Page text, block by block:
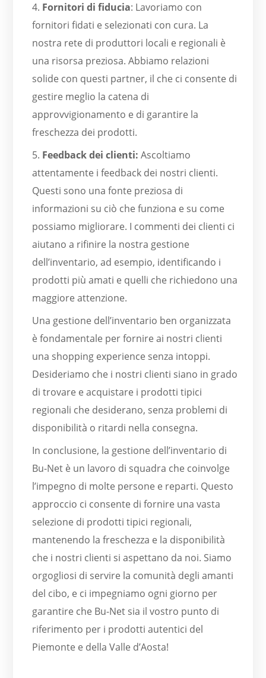
4. Fornitori di fiducia: Lavoriamo con
fornitori fidati e selezionati con cura. La
nostra rete di produttori locali e regionali è
una risorsa preziosa. Abbiamo relazioni
solide con questi partner, il che ci consente di
gestire meglio la catena di
approvvigionamento e di garantire la
freschezza dei prodotti.
5. Feedback dei clienti:Ascoltiamo
attentamente i feedback dei nostri clienti.
Questi sono una fonte preziosa di
informazioni su ciò che funziona e su come
possiamo migliorare. I commenti dei clienti ci
aiutano a rifinire la nostra gestione
dell’inventario, ad esempio, identificando i
prodotti più amati e quelli che richiedono una
maggiore attenzione.
Una gestione dell’inventario ben organizzata
è fondamentale per fornire ai nostri clienti
una shopping experience senza intoppi.
Desideriamo che i nostri clienti siano in grado
di trovare e acquistare i prodotti tipici
regionali che desiderano, senza problemi di
disponibilità o ritardi nella consegna.
In conclusione, la gestione dell’inventario di
Bu-Net è un lavoro di squadra che coinvolge
l’impegno di molte persone e reparti. Questo
approccio ci consente di fornire una vasta
selezione di prodotti tipici regionali,
mantenendo la freschezza e la disponibilità
che i nostri clienti si aspettano da noi. Siamo
orgogliosi di servire la comunità degli amanti
del cibo, e ci impegniamo ogni giorno per
garantire che Bu-Net sia il vostro punto di
riferimento per i prodotti autentici del
Piemonte e della Valle d’Aosta!